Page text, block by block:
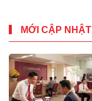
MỚI CẬP NHẬT